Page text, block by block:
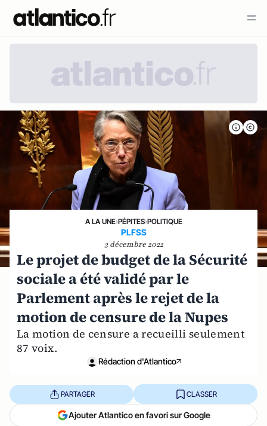
A LA UNE›PÉPITES›POLITIQUE
PLFSS
3 décembre 2022
Le projet de budget de la Sécurité
sociale a été validé par le
Parlement après le rejet de la
motion de censure de la Nupes
La motion de censure a recueilli seulement
87 voix.
Rédaction d'Atlantico
PARTAGER CLASSER
Ajouter Atlantico en favori sur Google